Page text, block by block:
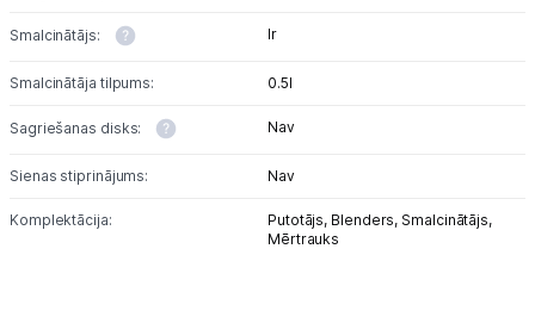
Smalcinātājs: Ir
Smalcinātāja tilpums: 0.5l
Sagriešanas disks: Nav
Sienas stiprinājums: Nav
Komplektācija: Putotājs, Blenders, Smalcinātājs,
Mērtrauks